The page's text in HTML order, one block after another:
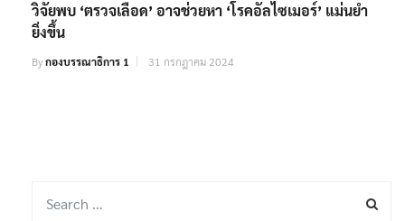
วิจัยพบ ‘ตรวจเลือด’ อาจช่วยหา ‘โรคอัลไซเมอร์’ แม่นยำ
ยิ่งขึ้น
Byกองบรรณาธิการ 1 31 กรกฎาคม 2024